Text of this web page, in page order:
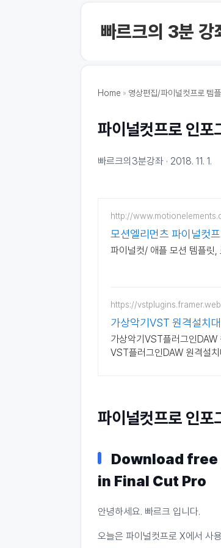
빠르크의 3분 강
Home 영상편집/파이널컷프로 템
파이널컷프로 인포
빠르크의3분강좌 2018. 11. 1.
http://
모션엘리먼츠 파이널컷
파이널컷/ 애플 모션 템플릿
https://
가상악기VST 원격설치
가상악기VST플러그인DAW
VST플러그인DAW 원격설
파이널컷프로 인포
Download
in Final Cut Pro
안녕하세요. 빠르크 입니다.
오늘은 파이널컷프로 X에서 사